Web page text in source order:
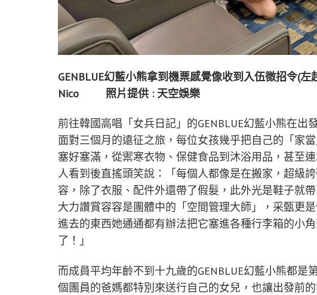
GENBLUE幻藍小熊拿到機票感覺像收到入伍徵招令(
Nico 照片提供 : 天空娛樂
前往韓國高唱「女兵日記」的GENBLUE幻藍小熊在出
面對三個月的遠征之旅，每位女孩幾乎把自己的「家
塞好塞滿，從禦寒衣物、保健食品到沐浴用品，甚至
人看到後直搖頭笑說：「每個人都像是在搬家，超級
容，除了衣服、配件外還帶了假髮，此外光是鞋子就
大力讚賞容容是團體中的「空間管理大師」，采甄更
進去的東西她通通都有辦法把它塞進各種行李箱的小
了！」
而成員平均年齡不到十九歲的GENBLUE幻藍小熊都
個團員的爸媽都特別來送行自己的女兒，也讓出發前